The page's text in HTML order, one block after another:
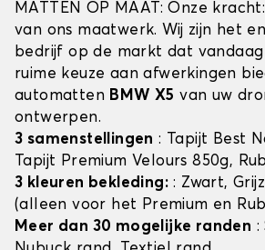
MATTEN OP MAAT: Onze
van ons maatwerk. Wij zijn het
bedrijf op de markt dat vandaag
ruime keuze aan afwerkingen
automatten BMW X5 van uw
ontwerpen.
3 samenstellingen : Tapijt Best
Tapijt Premium Velours 850g,
3 kleuren bekleding: : Zwart,
(alleen voor het Premium en
Meer dan 30 mogelijke randen :